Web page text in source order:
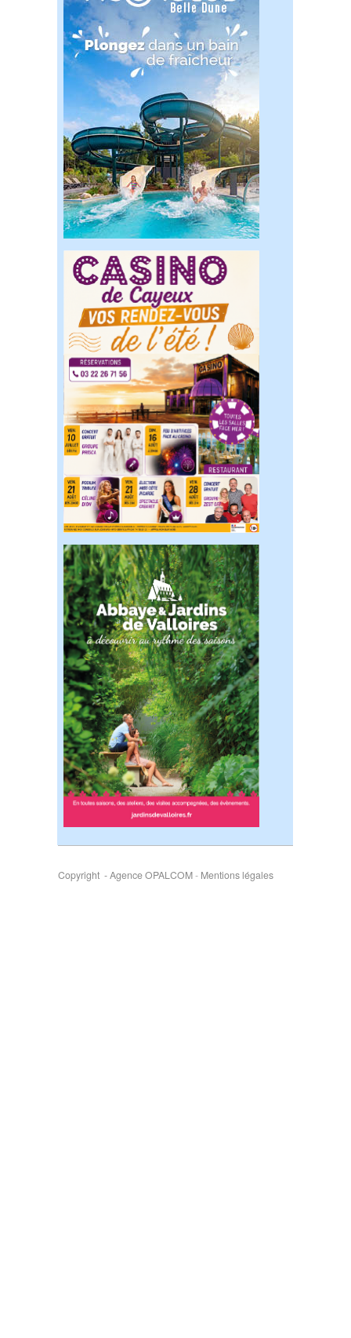
Copyright - Agence OPALCOM- Mentions légales